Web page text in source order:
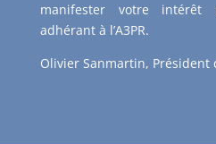
manifester votre
adhérant à l’A3PR.
Olivier Sanmartin, Président